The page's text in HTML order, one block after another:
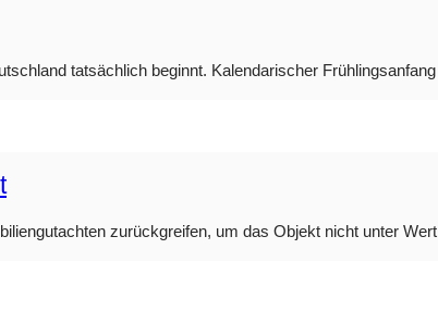
tatsächlich beginnt. Kalendarischer
zurückgreifen, um das Objekt nicht unter